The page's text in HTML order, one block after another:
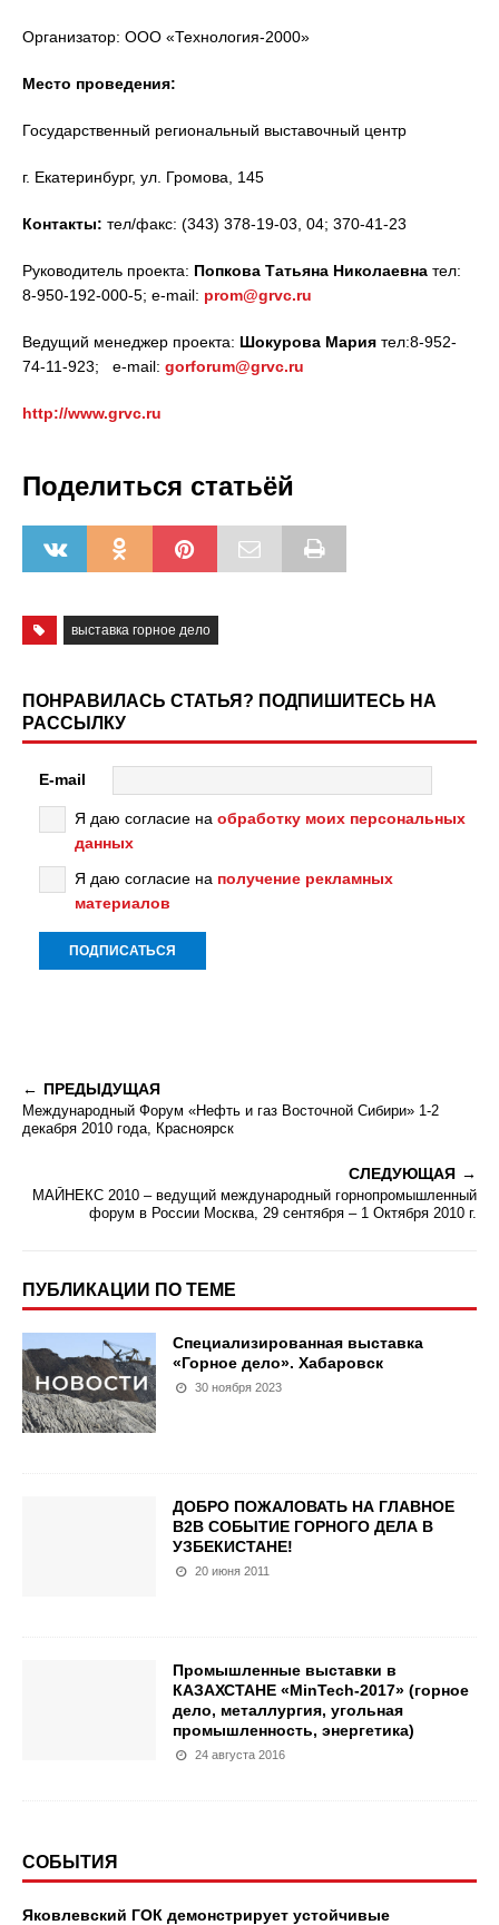
Организатор: ООО «Технология-2000»
Место проведения:
Государственный региональный выставочный центр
г. Екатеринбург, ул. Громова, 145
Контакты: тел/факс: (343) 378-19-03, 04; 370-41-23
Руководитель проекта: Попкова Татьяна Николаевна тел:
8-950-192-000-5; e-mail: prom@grvc.ru
Ведущий менеджер проекта: Шокурова Мария тел:8-952-
74-11-923; e-mail: gorforum@grvc.ru
http://www.grvc.ru
Поделиться статьёй
выставка горное дело
ПОНРАВИЛАСЬ СТАТЬЯ? ПОДПИШИТЕСЬ НА
РАССЫЛКУ
E-mail
Я даю согласие на обработку моих персональных
данных
Я даю согласие на получение рекламных
материалов
ПРЕДЫДУЩАЯ
Международный Форум «Нефть и газ Восточной Сибири» 1-2
декабря 2010 года, Красноярск
СЛЕДУЮЩАЯ
МАЙНЕКС 2010 – ведущий международный горнопромышленный
форум в России Москва, 29 сентября – 1 Октября 2010 г.
ПУБЛИКАЦИИ ПО ТЕМЕ
Специализированная выставка
«Горное дело». Хабаровск
30 ноября 2023
ДОБРО ПОЖАЛОВАТЬ НА ГЛАВНОЕ
B2B СОБЫТИЕ ГОРНОГО ДЕЛА В
УЗБЕКИСТАНЕ!
20 июня 2011
Промышленные выставки в
КАЗАХСТАНЕ «MinTech-2017» (горное
дело, металлургия, угольная
промышленность, энергетика)
24 августа 2016
СОБЫТИЯ
Яковлевский ГОК демонстрирует устойчивые